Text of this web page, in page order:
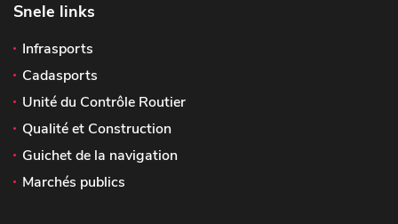
Snele links
Infrasports
Cadasports
Unité du Contrôle Routier
Qualité et Construction
Guichet de la navigation
Marchés publics